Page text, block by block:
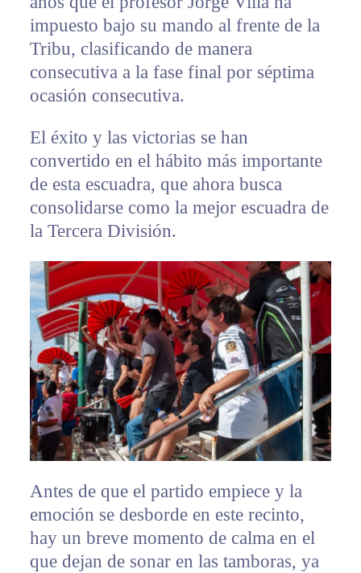
impuesto bajo su mando al frente de la
Tribu, clasificando de manera
consecutiva a la fase final por séptima
ocasión consecutiva.
El éxito y las victorias se han
convertido en el hábito más importante
de esta escuadra, que ahora busca
consolidarse como la mejor escuadra de
la Tercera División.
Antes de que el partido empiece y la
emoción se desborde en este recinto,
hay un breve momento de calma en el
que dejan de sonar en las tamboras, ya